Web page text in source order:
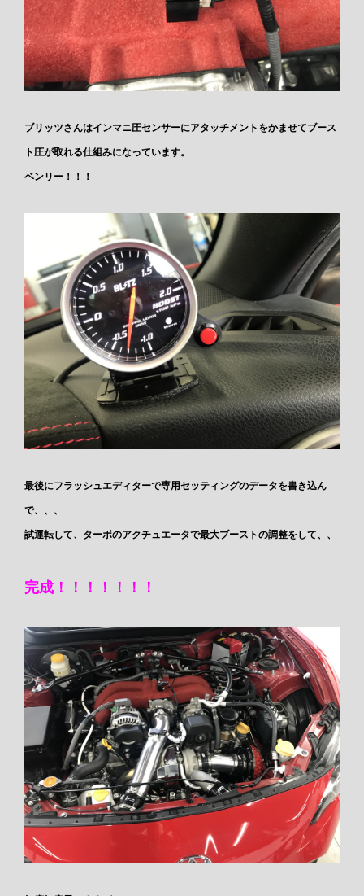
ブリッツさんはインマニ圧センサーにアタッチメントをかませてブース
ト圧が取れる仕組みになっています。
ベンリー！！！
最後にフラッシュエディターで専用セッティングのデータを書き込ん
で、、、
試運転して、ターボのアクチュエータで最大ブーストの調整をして、、
完成！！！！！！！